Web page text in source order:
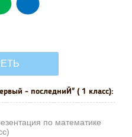
- последниЙ" ( 1 класс):
по математике